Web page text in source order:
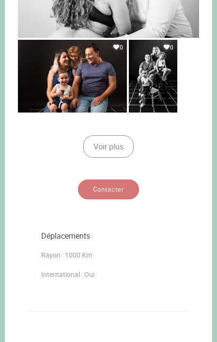
0 0
Voir plus
Contacter
Déplacements
Rayon : 1000 Km
International : Oui